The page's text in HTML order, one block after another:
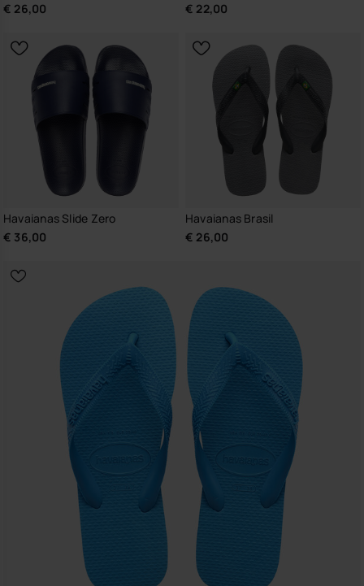
€ 26,00
€ 22,00
Havaianas Slide Zero
€ 36,00
Havaianas Brasil
€ 26,00